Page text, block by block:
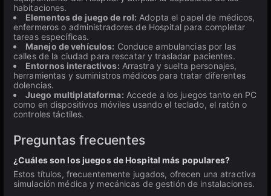
habitaciones.
Elementos de juego de rol: Adopta el papel de médicos,
enfermeros o administradores de Hospital para completar
tareas específicas.
Manejo de vehículos: Conduce ambulancias por las
calles de la ciudad para rescatar y trasladar pacientes.
Entornos interactivos: Arrastra y suelta personajes,
herramientas y suministros médicos para tratar diferentes
dolencias.
Juego multiplataforma: Accede a los juegos tanto en PC
como en dispositivos móviles usando el teclado, el ratón o
controles táctiles.
Preguntas frecuentes
¿Cuáles son los juegos de Hospital más populares?
Estos títulos, frecuentemente jugados, ofrecen una atractiva
simulación médica y mecánicas de gestión de instalaciones.